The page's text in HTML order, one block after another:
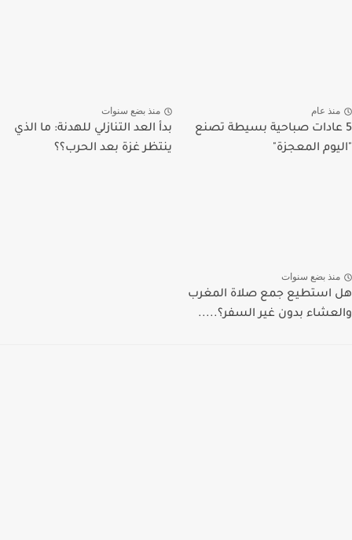
منذ عام
5 عادات صباحية بسيطة تصنع
"اليوم المعجزة"
منذ بضع سنوات
بدأ العد التنازلي للهدنة: ما الذي
ينتظر غزة بعد الحرب؟؟
منذ بضع سنوات
هل استطيع جمع صلاة المغرب
والعشاء بدون غير السفر؟.....